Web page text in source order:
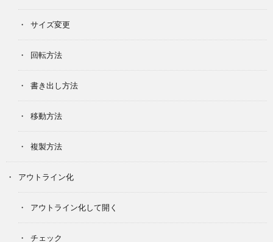
サイズ変更
回転方法
書き出し方法
移動方法
複製方法
アウトライン化
アウトライン化して開く
チェック